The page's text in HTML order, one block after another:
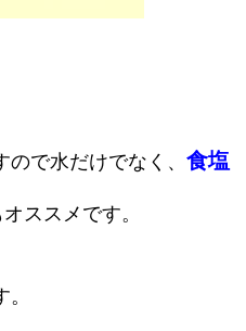
ので水だけでなく、 食塩
ススメです。